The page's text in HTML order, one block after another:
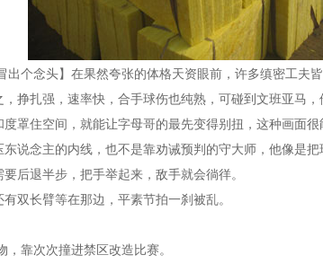
个念头】在果然夸张的体格天资眼前，许多缜密工夫
挣扎强，速率快，合手球伤也纯熟，可碰到文班亚马，
罩住空间，就能让字母哥的最先变得别扭，这种画面很
说念主的内线，也不是靠劝诫预判的守大师，他像是把
后退半步，把手举起来，敌手就会徜徉。
双长臂等在那边，平素节拍一刹被乱。
靠次次撞进禁区改造比赛。